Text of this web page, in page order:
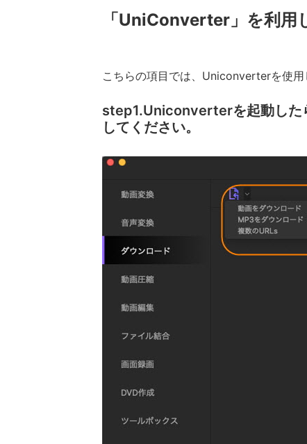
「UniConverter」を利用
こちらの項目では、Uniconverterを使用
step1.Uniconverterを起動した
してください。